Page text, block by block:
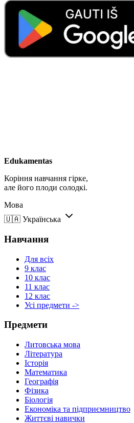
Edukamentas
Коріння навчання гірке,
але його плоди солодкі.
Мова
🇺🇦 Українська
Навчання
Для всіх
9 клас
10 клас
11 клас
12 клас
Усі предмети ->
Предмети
Литовська мова
Література
Історія
Математика
Географія
Фізика
Біологія
Економіка та підприємництво
Життєві навички